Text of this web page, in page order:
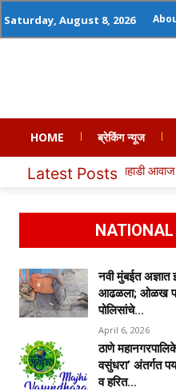
Saturday, August 8, 2026
HOME ब्रेकिंग न्यूज
Latest Posts
पहाडी आवाज हरपला; शाहीर रामच�
NATIONAL
नवी मुंबईत अज्ञात
आढळला; ओळख
पोलिसांचे...
April 6, 2026
ठाणे
वसुंधरा’ अंतर्गत
व हरित...